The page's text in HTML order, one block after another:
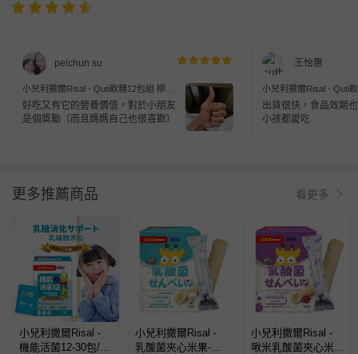
peichun su
小兒利撒爾Risal - Quti軟糖12包組 柳橙
口味-10粒/包
好吃又有它的營養價值，對於小朋友
是個獎勵（而且媽媽自己也很喜歡）
王怡惠
小兒利撒爾Risal - Quti
口味-10粒/包
出貨很快，食品效期
小孩都愛吃
更多推薦商品 看更多
小兒利撒爾Risal -
機能活菌12-30包/盒
小兒利撒爾Risal -
乳酸菌夾心米果-豆
小兒利撒爾Risal -
啾米乳酸菌夾心米果